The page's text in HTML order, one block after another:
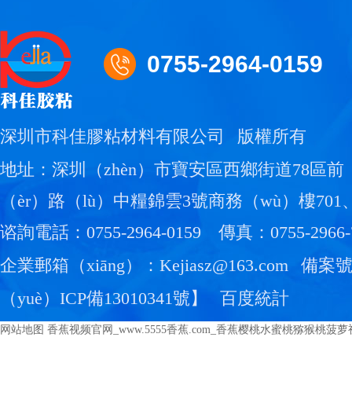
0755-2964-0159
深圳市科佳膠粘材料有限公司
版權所有
地址：深圳（zhèn）市寶安區西鄉街道78區前
（èr）路（lù）中糧錦雲3號商務（wù）樓701
谘詢電話：0755-2964-0159
傳真：0755-
企業郵箱（xiāng）：Kejiasz@163.com
備案
（yuè）ICP備13010341號 】 百度統計
网站地图 香蕉视频官网_www.5555香蕉.com_香蕉樱桃水蜜桃猕猴桃菠